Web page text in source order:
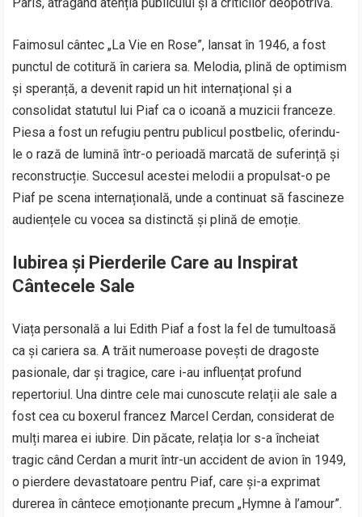
Faimosul cântec „La Vie en Rose”, lansat în 1946, a fost
punctul de cotitură în cariera sa. Melodia, plină de optimism
și speranță, a devenit rapid un hit internațional și a
consolidat statutul lui Piaf ca o icoană a muzicii franceze.
Piesa a fost un refugiu pentru publicul postbelic, oferindu-
le o rază de lumină într-o perioadă marcată de suferință și
reconstrucție. Succesul acestei melodii a propulsat-o pe
Piaf pe scena internațională, unde a continuat să fascineze
audiențele cu vocea sa distinctă și plină de emoție.
Iubirea și Pierderile Care au Inspirat
Cântecele Sale
Viața personală a lui Edith Piaf a fost la fel de tumultoasă
ca și cariera sa. A trăit numeroase povești de dragoste
pasionale, dar și tragice, care i-au influențat profund
repertoriul. Una dintre cele mai cunoscute relații ale sale a
fost cea cu boxerul francez Marcel Cerdan, considerat de
mulți marea ei iubire. Din păcate, relația lor s-a încheiat
tragic când Cerdan a murit într-un accident de avion în 1949,
o pierdere devastatoare pentru Piaf, care și-a exprimat
durerea în cântece emoționante precum „Hymne à l’amour”.